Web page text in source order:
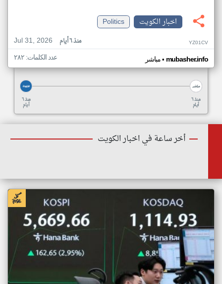
اخبار الكويت
Politics
Jul 31, 2026
منذ ٦ أيام YZ01CV
مباشر• mubasher.info عدد الكلمات: ٢٨٢
منذ ٦
أيام
منذ ٦
أيام
أخر ساعة في اخبار الكويت